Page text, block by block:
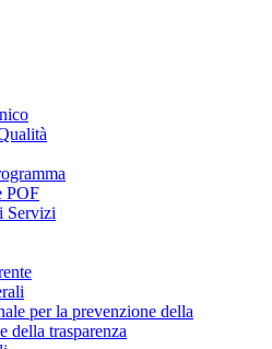
POF
Servizi
per la prevenzione della
della trasparenza